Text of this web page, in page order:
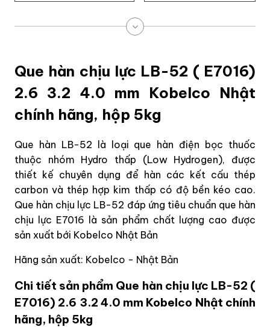
Que hàn chịu lực LB-52 ( E7016)
2.6 3.2 4.0 mm Kobelco Nhật
chính hãng, hộp 5kg
Que hàn LB-52 là loại que hàn điện bọc thuốc
thuộc nhóm Hydro thấp (Low Hydrogen), được
thiết kế chuyên dụng để hàn các kết cấu thép
carbon và thép hợp kim thấp có độ bền kéo cao.
Que hàn chịu lực LB-52 đáp ứng tiêu chuẩn que hàn
chịu lực E7016 là sản phẩm chất lượng cao được
sản xuất bới Kobelco Nhật Bản
Hãng sản xuất: Kobelco - Nhật Bản
Chi tiết sản phẩm Que hàn chịu lực LB-52 (
E7016) 2.6 3.2 4.0 mm Kobelco Nhật chính
hãng, hộp 5kg